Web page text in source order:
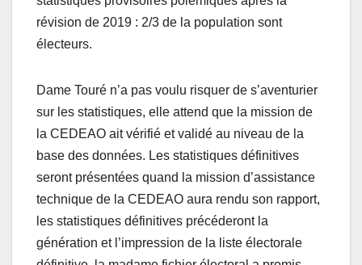
révision de 2019 : 2/3 de la population sont
électeurs.
Dame Touré n’a pas voulu risquer de s’aventurier
sur les statistiques, elle attend que la mission de
la CEDEAO ait vérifié et validé au niveau de la
base des données. Les statistiques définitives
seront présentées quand la mission d’assistance
technique de la CEDEAO aura rendu son rapport,
les statistiques définitives précéderont la
génération et l’impression de la liste électorale